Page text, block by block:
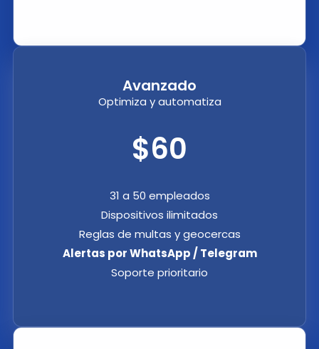
Avanzado
Optimiza y automatiza
$60
31 a 50 empleados
Dispositivos ilimitados
Reglas de multas y geocercas
Alertas por WhatsApp / Telegram
Soporte prioritario